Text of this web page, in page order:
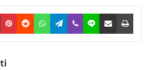
TumblrPinterest
RedditWhatsAppTelegram
ViberLine Condividi via Email